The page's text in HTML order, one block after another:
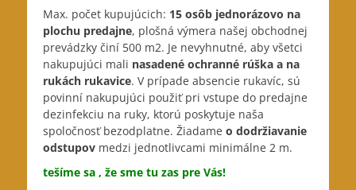
Max. počet kupujúcich: 15 osôb jednorázovo na
plochu predajne, plošná výmera našej obchodnej
prevádzky činí 500 m2. Je nevyhnutné, aby všetci
nakupujúci mali nasadené ochranné rúška a na
rukách rukavice. V prípade absencie rukavíc, sú
povinní nakupujúci použiť pri vstupe do predajne
dezinfekciu na ruky, ktorú poskytuje naša
spoločnosť bezodplatne. Žiadame o dodržiavanie
odstupov medzi jednotlivcami minimálne 2 m.
tešíme sa , že sme tu zas pre Vás!